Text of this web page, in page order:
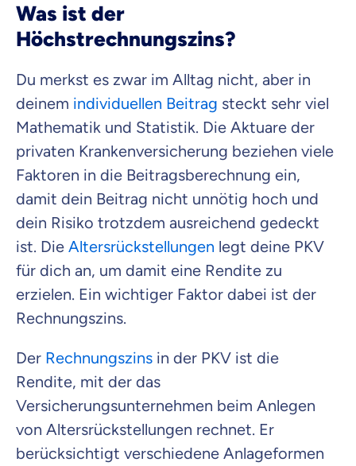
Was ist der
Höchstrechnungszins?
Du merkst es zwar im Alltag nicht, aber in
deinem individuellen Beitrag steckt sehr viel
Mathematik und Statistik. Die Aktuare der
privaten Krankenversicherung beziehen viele
Faktoren in die Beitragsberechnung ein,
damit dein Beitrag nicht unnötig hoch und
dein Risiko trotzdem ausreichend gedeckt
ist. Die Altersrückstellungen legt deine PKV
für dich an, um damit eine Rendite zu
erzielen. Ein wichtiger Faktor dabei ist der
Rechnungszins.
Der Rechnungszins in der PKV ist die
Rendite, mit der das
Versicherungsunternehmen beim Anlegen
von Altersrückstellungen rechnet. Er
berücksichtigt verschiedene Anlageformen